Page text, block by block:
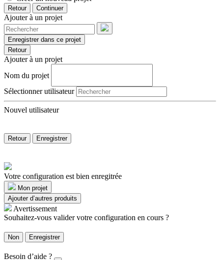
Retour Continuer
Ajouter à un projet
Enregistrer dans ce projet
Retour
Ajouter à un projet
Nom du projet
Sélectionner utilisateur
Nouvel utilisateur
Retour Enregistrer
Votre configuration est bien enregitrée
Mon projet
Ajouter d’autres produits
Avertissement
Souhaitez-vous valider votre configuration en cours ?
Non Enregistrer
Besoin d’aide ?